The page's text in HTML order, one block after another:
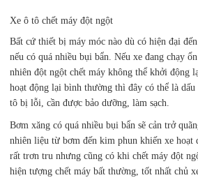
Xe ô tô chết máy đột ngột
Bất cứ thiết bị máy móc nào dù có hiện đại
nếu có quá nhiều bụi bẩn. Nếu xe đang chạy
nhiên đột ngột chết máy không thể khởi động
hoạt động lại bình thường thì đây có thể là
tô bị lỗi, cần được bảo dưỡng, làm sạch.
Bơm xăng có quá nhiều bụi bẩn sẽ cản trở
nhiên liệu từ bơm đến kim phun khiến xe hoạt
rất trơn tru nhưng cũng có khi chết máy đột
hiện tượng chết máy bất thường, tốt nhất chủ